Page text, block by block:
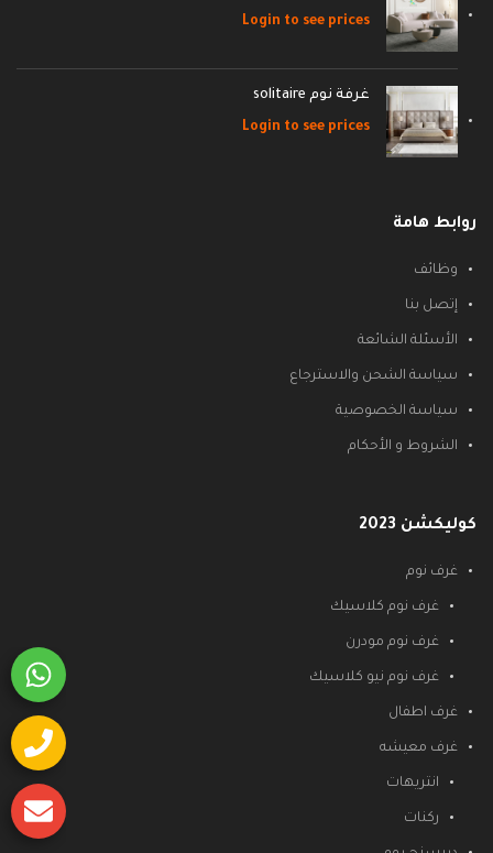
Login to see prices
غرفة نوم solitaire
Login to see prices
روابط هامة
وظائف
إتصل بنا
الأسئلة الشائعة
سياسة الشحن والاسترجاع
سياسة الخصوصية
الشروط و الأحكام
كوليكشن 2023
غرف نوم
غرف نوم كلاسيك
غرف نوم مودرن
غرف نوم نيو كلاسيك
غرف اطفال
غرف معيشه
انتريهات
ركنات